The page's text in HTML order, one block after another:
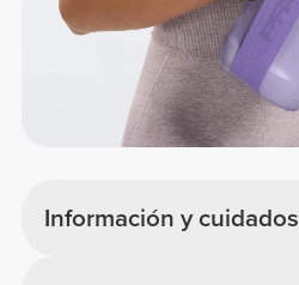
Información y cuidados